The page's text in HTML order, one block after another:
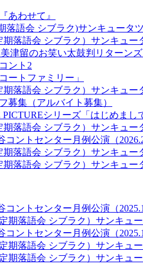
あわせて』
落語会 シブラク)サンキュータ
期落語会 シブラク）サンキュー
美津留のお笑い太鼓判リターン
ント2
ートファミリー」
期落語会 シブラク）サンキュー
集（アルバイト募集）
シリーズ「はじめまし
期落語会 シブラク）サンキュー
ントセンター月例公演（2026.2
期落語会 シブラク）サンキュー
期落語会 シブラク）サンキュー
ントセンター月例公演（
期落語会 シブラク）サンキュ
ントセンター月例公演（
期落語会 シブラク）サンキュ
期落語会 シブラク）サンキュ